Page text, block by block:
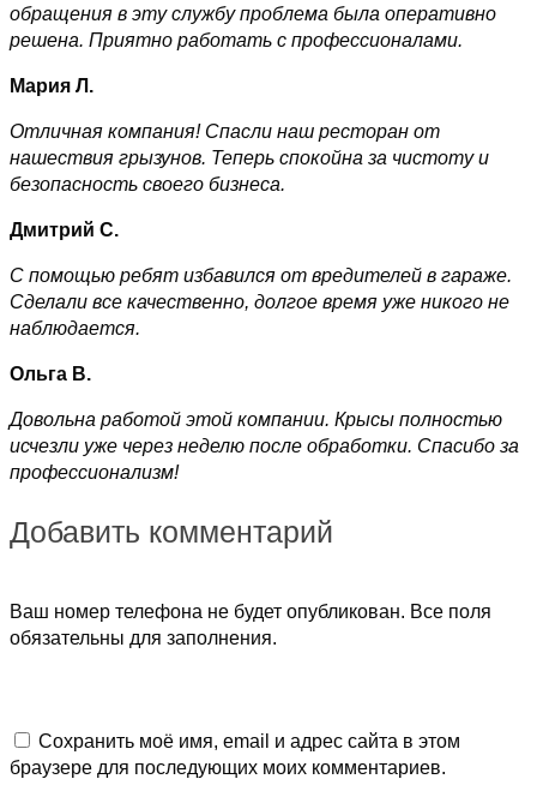
обращения в эту службу проблема была оперативно
решена. Приятно работать с профессионалами.
Мария Л.
Отличная компания! Спасли наш ресторан от
нашествия грызунов. Теперь спокойна за чистоту и
безопасность своего бизнеса.
Дмитрий С.
С помощью ребят избавился от вредителей в гараже.
Сделали все качественно, долгое время уже никого не
наблюдается.
Ольга В.
Довольна работой этой компании. Крысы полностью
исчезли уже через неделю после обработки. Спасибо за
профессионализм!
Добавить комментарий
Ваш номер телефона не будет опубликован. Все поля
обязательны для заполнения.
Сохранить моё имя, email и адрес сайта в этом
браузере для последующих моих комментариев.